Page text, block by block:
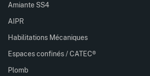
Amiante SS4
AIPR
Habilitations Mécaniques
Espaces confinés / CATEC®
Plomb